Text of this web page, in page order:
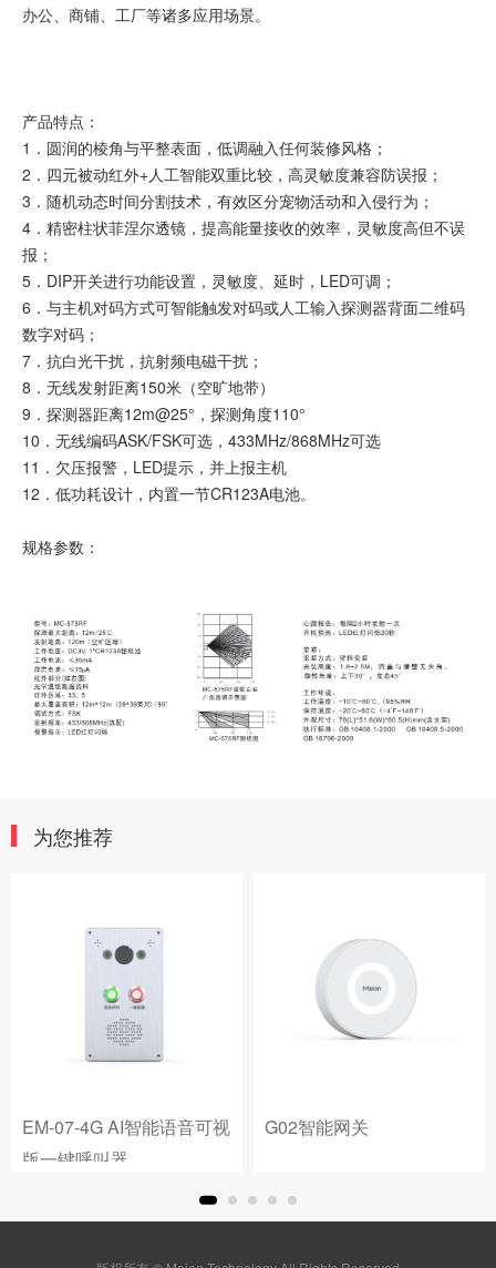
办公、商铺、工厂等诸多应用场景。
产品特点：
1．圆润的棱角与平整表面，低调融入任何装修风格；
2．四元被动红外+人工智能双重比较，高灵敏度兼容防误报；
3．随机动态时间分割技术，有效区分宠物活动和入侵行为；
4．精密柱状菲涅尔透镜，提高能量接收的效率，灵敏度高但不误
报；
5．DIP开关进行功能设置，灵敏度、延时，LED可调；
6．与主机对码方式可智能触发对码或人工输入探测器背面二维码
数字对码；
7．抗白光干扰，抗射频电磁干扰；
8．无线发射距离150米（空旷地带）
9．探测器距离12m@25°，探测角度110°
10．无线编码ASK/FSK可选，433MHz/868MHz可选
11．欠压报警，LED提示，并上报主机
12．低功耗设计，内置一节CR123A电池。
规格参数：
为您推荐
G02智能网关 G01智能网关